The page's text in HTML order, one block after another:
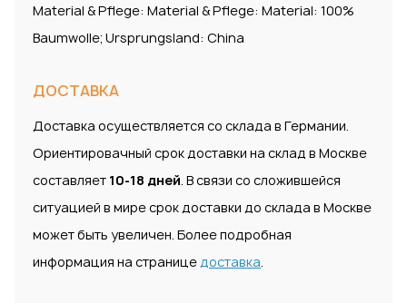
Material & Pflege: Material & Pflege: Material: 100%
Baumwolle; Ursprungsland: China
ДОСТАВКА
Доставка осуществляется со склада в Германии.
Ориентировачный срок доставки на склад в Москве
составляет 10-18 дней. В связи со сложившейся
ситуацией в мире срок доставки до склада в Москве
может быть увеличен. Более подробная
информация на страницедоставка.